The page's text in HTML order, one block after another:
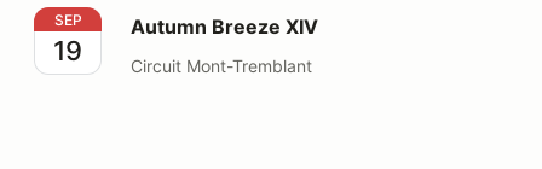
Autumn Breeze XIV
SEP
19
Autumn Breeze XIV
Circuit Mont-Tremblant